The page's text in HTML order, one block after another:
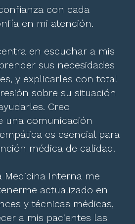
con cada
en mi atención.
en escuchar a mis
sus necesidades
y explicarles con total
sobre su situación
Creo
una comunicación
es esencial para
médica de calidad.
Medicina Interna me
actualizado en
y técnicas médicas,
a mis pacientes las